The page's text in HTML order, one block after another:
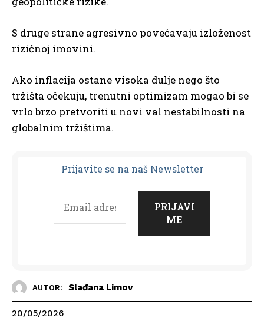
S druge strane agresivno povećavaju izloženost
rizičnoj imovini.
Ako inflacija ostane visoka dulje nego što
tržišta očekuju, trenutni optimizam mogao bi se
vrlo brzo pretvoriti u novi val nestabilnosti na
globalnim tržištima.
Prijavite se na naš Newsletter
AUTOR: Slađana Limov
20/05/2026